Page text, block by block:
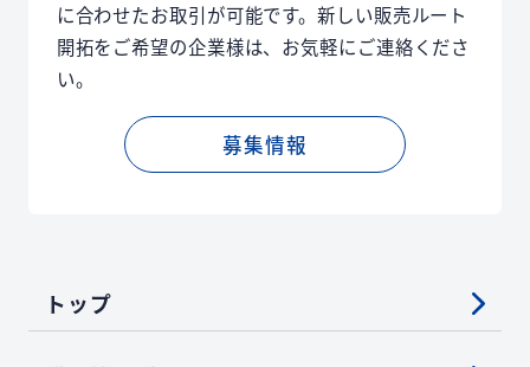
トップ
に合わせたお取引が可能です。新しい販売ルート
開拓をご希望の企業様は、お気軽にご連絡くださ
い。
募集情報